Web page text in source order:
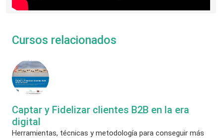
Cursos relacionados
Captar y Fidelizar clientes B2B en la era
digital
Herramientas, técnicas y metodología para conseguir más